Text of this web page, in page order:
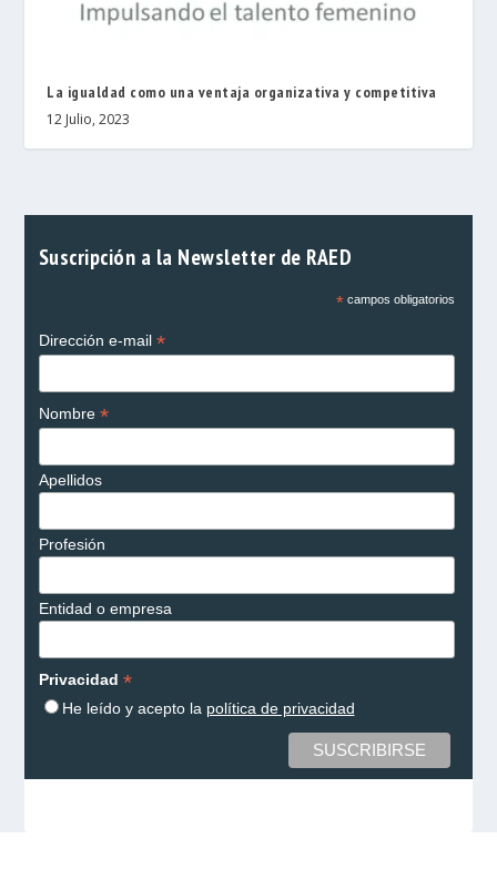
La igualdad como una ventaja organizativa y competitiva
12 Julio, 2023
Suscripción a la Newsletter de RAED
*campos obligatorios
Dirección e-mail *
Nombre *
Apellidos
Profesión
Entidad o empresa
Privacidad *
He leído y acepto la política de privacidad